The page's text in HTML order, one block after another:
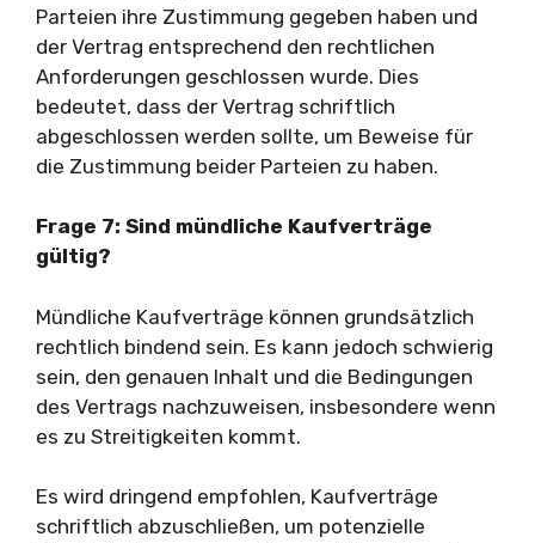
Parteien ihre Zustimmung gegeben haben und
der Vertrag entsprechend den rechtlichen
Anforderungen geschlossen wurde. Dies
bedeutet, dass der Vertrag schriftlich
abgeschlossen werden sollte, um Beweise für
die Zustimmung beider Parteien zu haben.
Frage 7: Sind mündliche Kaufverträge
gültig?
Mündliche Kaufverträge können grundsätzlich
rechtlich bindend sein. Es kann jedoch schwierig
sein, den genauen Inhalt und die Bedingungen
des Vertrags nachzuweisen, insbesondere wenn
es zu Streitigkeiten kommt.
Es wird dringend empfohlen, Kaufverträge
schriftlich abzuschließen, um potenzielle